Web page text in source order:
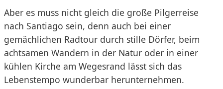
Aber es muss nicht gleich die große Pilgerreise
nach Santiago sein, denn auch bei einer
gemächlichen Radtour durch stille Dörfer, beim
achtsamen Wandern in der Natur oder in einer
kühlen Kirche am Wegesrand lässt sich das
Lebenstempo wunderbar herunternehmen.